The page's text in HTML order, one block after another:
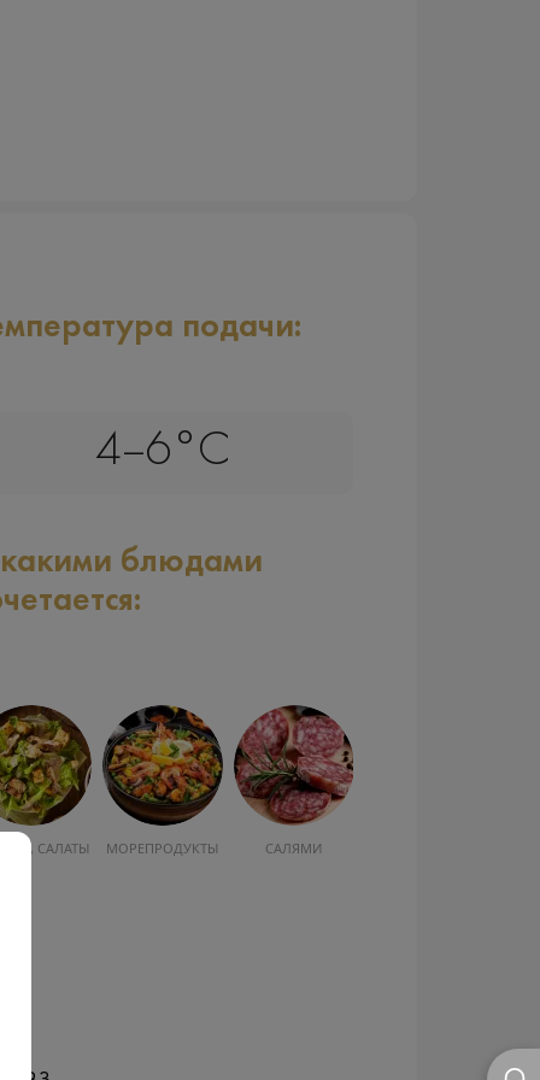
подачи:
4–6°C
блюдами
САЛАТЫ МОРЕПРОДУКТЫ САЛЯМИ